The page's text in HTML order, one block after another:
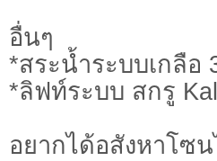
อื่นๆ
*สระน้ำระบบเกลือ
*ลิฟท์ระบบ สกรู
อยากได้อสังหาโซ